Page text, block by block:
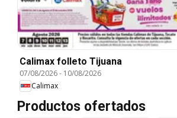
Calimax folleto Tijuana
07/08/2026- 10/08/2026
Calimax
Productos ofertados